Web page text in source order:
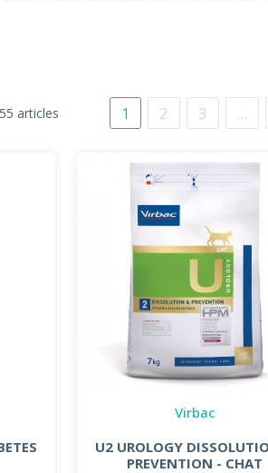
55 articles 1 2 3 …
Virbac
U2 UROLOGY
PREVENTION - CHAT